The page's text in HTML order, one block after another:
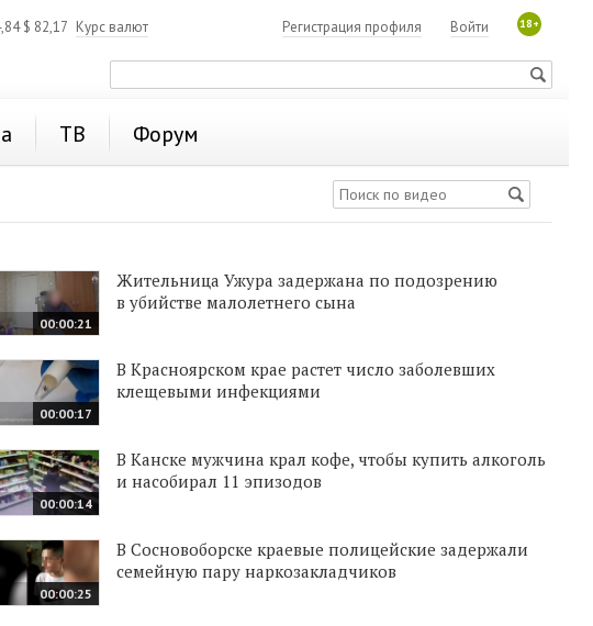
$ 82,17 Курс валют 18+
Войти
Регистрация профиля
ТВ Форум
00:00:21
Жительница Ужура задержана по подозрению
в убийстве малолетнего сына
00:00:17
В Красноярском крае растет число заболевших
клещевыми инфекциями
00:00:14
В Канске мужчина крал кофе, чтобы купить алкоголь
и насобирал 11 эпизодов
00:00:25
В Сосновоборске краевые полицейские задержали
семейную пару наркозакладчиков